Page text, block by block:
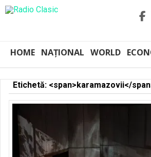
HOME NAȚIONAL WORLD
Etichetă: <span>karamazovii</